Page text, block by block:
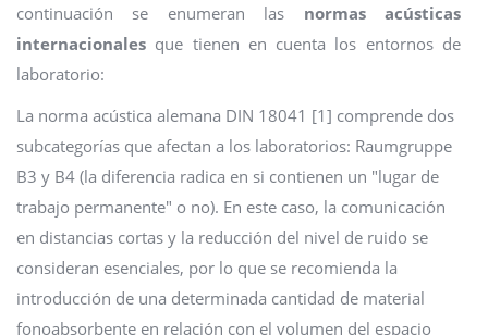
continuación se enumeran las normas acústicas
internacionales que tienen en cuenta los entornos de
laboratorio:
La norma acústica alemana DIN 18041 [1] comprende dos
subcategorías que afectan a los laboratorios: Raumgruppe
B3 y B4 (la diferencia radica en si contienen un "lugar de
trabajo permanente" o no). En este caso, la comunicación
en distancias cortas y la reducción del nivel de ruido se
consideran esenciales, por lo que se recomienda la
introducción de una determinada cantidad de material
fonoabsorbente en relación con el volumen del espacio